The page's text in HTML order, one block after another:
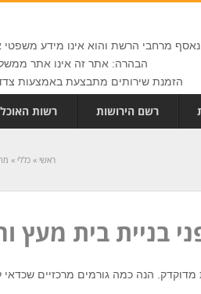
מרחבי הרשת והוא אינו מידע משפטי
הבהרה: אתר זה אינו אתר
הזמנת שירותים מתבצעת באמצעות
רשם הירושות רשות
ראשי » כללי »
בניית בית מעץ
מדוקדק. הנה כמה גורמים מרכזיים